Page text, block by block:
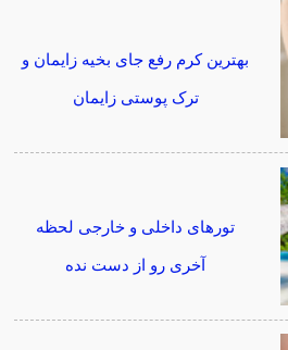
بهترین کرم رفع جای بخیه زایمان و
ترک پوستی زایمان
تورهای داخلی و خارجی لحظه
آخری رو از دست نده